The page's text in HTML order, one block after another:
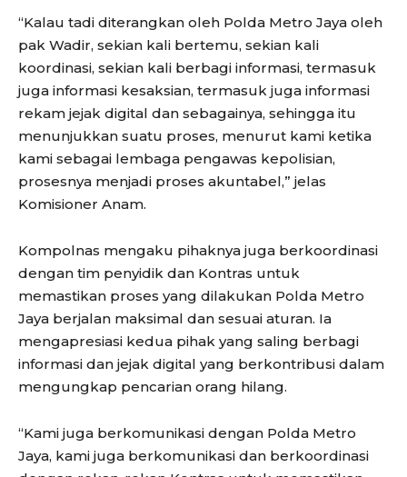
“Kalau tadi diterangkan oleh Polda Metro Jaya oleh
pak Wadir, sekian kali bertemu, sekian kali
koordinasi, sekian kali berbagi informasi, termasuk
juga informasi kesaksian, termasuk juga informasi
rekam jejak digital dan sebagainya, sehingga itu
menunjukkan suatu proses, menurut kami ketika
kami sebagai lembaga pengawas kepolisian,
prosesnya menjadi proses akuntabel,” jelas
Komisioner Anam.
Kompolnas mengaku pihaknya juga berkoordinasi
dengan tim penyidik dan Kontras untuk
memastikan proses yang dilakukan Polda Metro
Jaya berjalan maksimal dan sesuai aturan. Ia
mengapresiasi kedua pihak yang saling berbagi
informasi dan jejak digital yang berkontribusi dalam
mengungkap pencarian orang hilang.
“Kami juga berkomunikasi dengan Polda Metro
Jaya, kami juga berkomunikasi dan berkoordinasi